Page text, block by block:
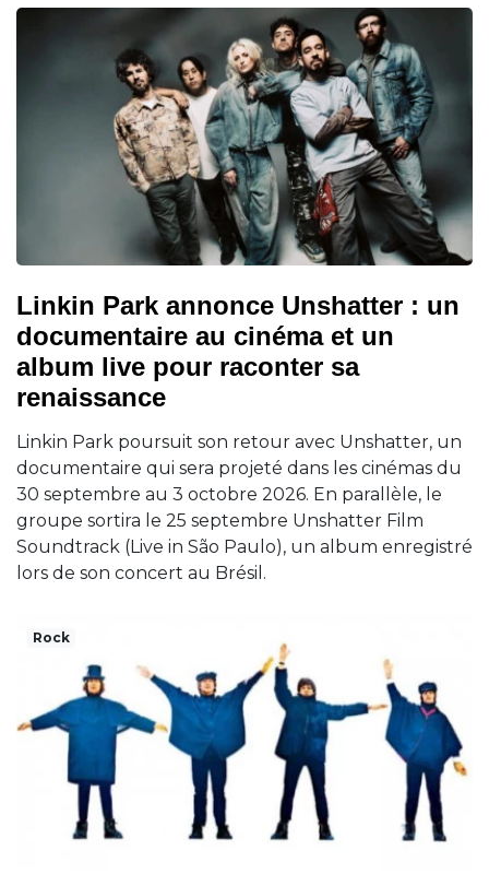
Linkin Park annonce Unshatter : un
documentaire au cinéma et un
album live pour raconter sa
renaissance
Linkin Park poursuit son retour avec Unshatter, un
documentaire qui sera projeté dans les cinémas du
30 septembre au 3 octobre 2026. En parallèle, le
groupe sortira le 25 septembre Unshatter Film
Soundtrack (Live in São Paulo), un album enregistré
lors de son concert au Brésil.
Rock